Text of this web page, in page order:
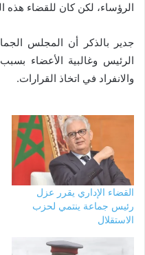
الرؤساء، لكن كان للقضاء هذه
جدير بالذكر أن المجلس
الرئيس وغالبية الأعضاء
والانفراد في اتخاذ القرارات.
القضاء الإداري يقرر عزل
رئيس جماعة ينتمي لحزب
الاستقلال